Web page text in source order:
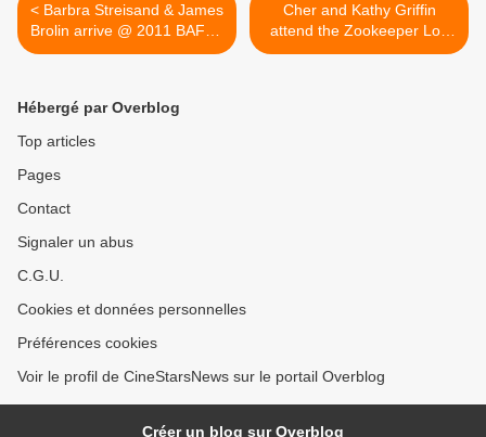
< Barbra Streisand & James
Brolin arrive @ 2011 BAFTA
in Los Angeles
Cher and Kathy Griffin
attend the Zookeeper Los
Angeles Premiere >
Hébergé par Overblog
Top articles
Pages
Contact
Signaler un abus
C.G.U.
Cookies et données personnelles
Préférences cookies
Voir le profil de CineStarsNews sur le portail Overblog
Créer un blog sur Overblog